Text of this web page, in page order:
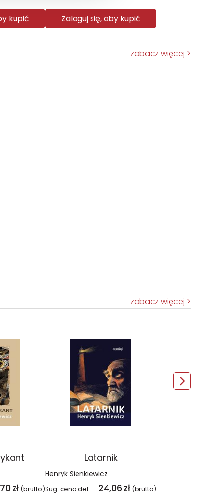
kupić Zaloguj się, aby kupić
zobacz więcej
zobacz więcej
zł (brutto)
Latarnik
Henryk Sienkiewicz
Sug. cena det. 24,06 zł (brutto)